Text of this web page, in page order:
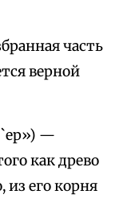
часть
верной
—
как древо
из его корня